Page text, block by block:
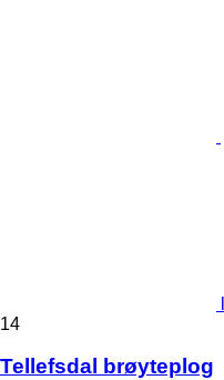
14
Tellefsdal brøyteplog